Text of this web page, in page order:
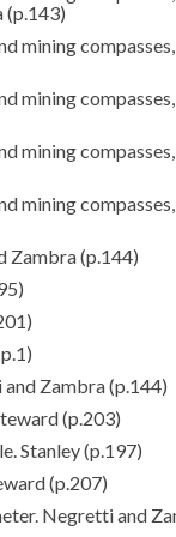
(p.143)
mining compasses,
mining compasses,
mining compasses,
mining compasses,
Zambra(p.144)
Zambra(p.144)
(p.203)
Stanley(p.197)
(p.207)
Negretti and